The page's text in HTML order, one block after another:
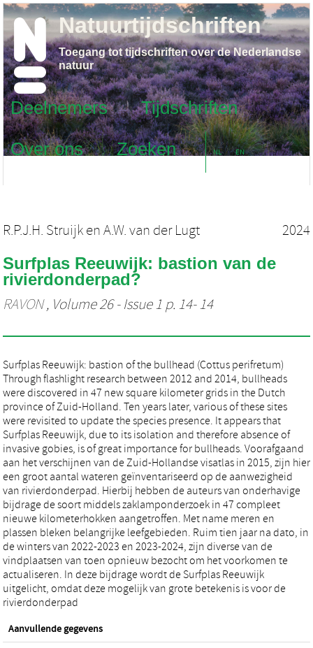
Deelnemers
Tijdschriften
Over ons
Zoeken NL EN
Natuurtijdschriften
Toegang tot tijdschriften over de Nederlandse
natuur
R.P.J.H. Struijk en A.W. van der Lugt 2024
Surfplas Reeuwijk: bastion van de
rivierdonderpad?
RAVON, Volume 26 - Issue 1 p. 14- 14
Surfplas Reeuwijk: bastion of the bullhead (Cottus perifretum)
Through flashlight research between 2012 and 2014, bullheads
were discovered in 47 new square kilometer grids in the Dutch
province of Zuid-Holland. Ten years later, various of these sites
were revisited to update the species presence. It appears that
Surfplas Reeuwijk, due to its isolation and therefore absence of
invasive gobies, is of great importance for bullheads. Voorafgaand
aan het verschijnen van de Zuid-Hollandse visatlas in 2015, zijn hier
een groot aantal wateren geïnventariseerd op de aanwezigheid
van rivierdonderpad. Hierbij hebben de auteurs van onderhavige
bijdrage de soort middels zaklamponderzoek in 47 compleet
nieuwe kilometerhokken aangetroffen. Met name meren en
plassen bleken belangrijke leefgebieden. Ruim tien jaar na dato, in
de winters van 2022-2023 en 2023-2024, zijn diverse van de
vindplaatsen van toen opnieuw bezocht om het voorkomen te
actualiseren. In deze bijdrage wordt de Surfplas Reeuwijk
uitgelicht, omdat deze mogelijk van grote betekenis is voor de
rivierdonderpad
Aanvullende gegevens